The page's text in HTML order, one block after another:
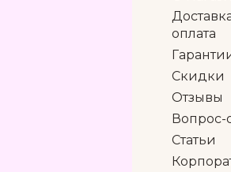
оплата
Скидки
Отзывы
Вопрос-
Статьи